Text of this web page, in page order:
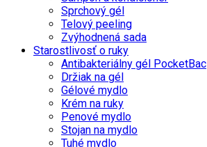
Sprchový gél
Telový peeling
Zvýhodnená sada
Starostlivosť o ruky
Antibakteriálny gél PocketBac
Držiak na gél
Gélové mydlo
Krém na ruky
Penové mydlo
Stojan na mydlo
Tuhé mydlo